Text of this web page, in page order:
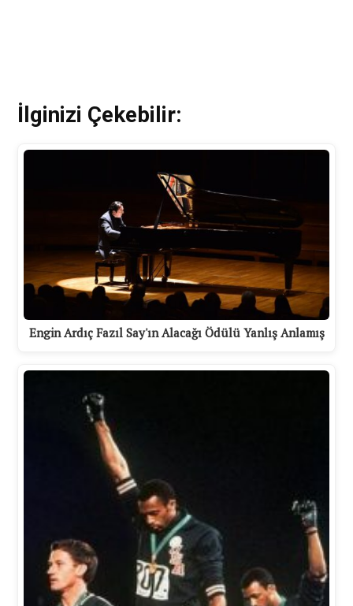
İlginizi Çekebilir:
Engin Ardıç Fazıl Say'ın Alacağı Ödülü Yanlış Anlamış